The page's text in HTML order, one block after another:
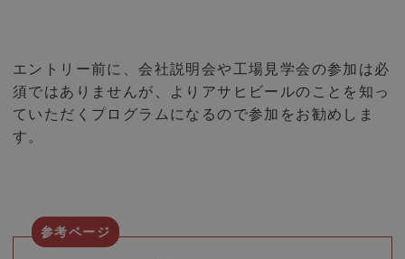
エントリー前に、会社説明会や工場見学会の参加は必
須ではありませんが、よりアサヒビールのことを知っ
ていただくプログラムになるので参加をお勧めしま
す。